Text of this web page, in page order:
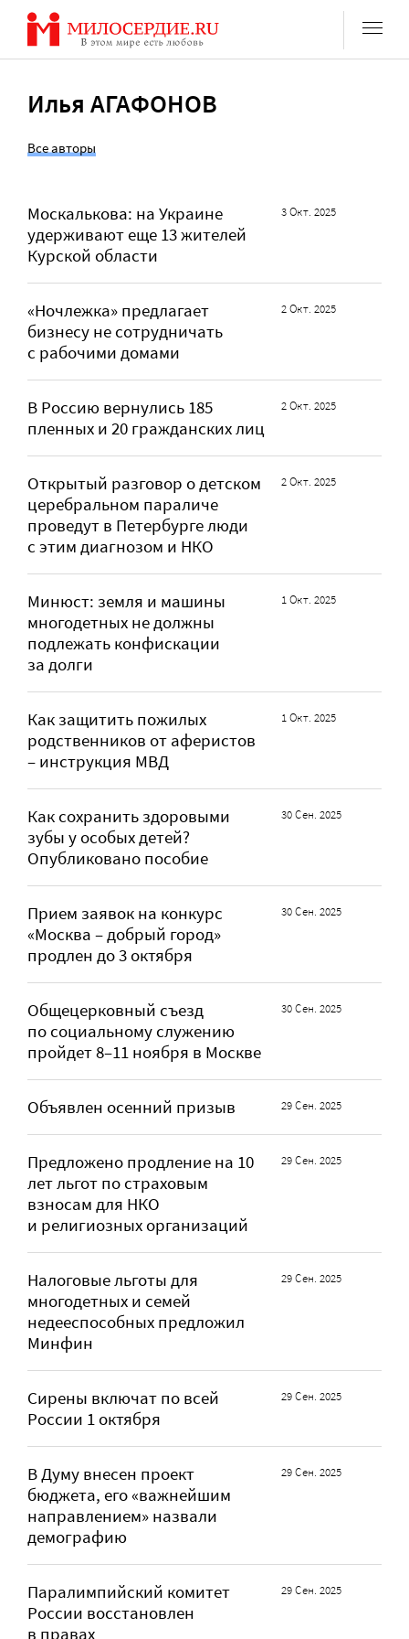
Перейти
содержанию
Илья АГАФОНОВ
Все авторы
Москалькова: на Украине
удерживают еще 13 жителей
Курской области
3 Окт. 2025
«Ночлежка» предлагает
бизнесу не сотрудничать
с рабочими домами
2 Окт. 2025
В Россию вернулись 185
пленных и 20 гражданских лиц
2 Окт. 2025
Открытый разговор о детском
церебральном параличе
проведут в Петербурге люди
с этим диагнозом и НКО
2 Окт. 2025
Минюст: земля и машины
многодетных не должны
подлежать конфискации
за долги
1 Окт. 2025
Как защитить пожилых
родственников от аферистов
– инструкция МВД
1 Окт. 2025
Как сохранить здоровыми
зубы у особых детей?
Опубликовано пособие
30 Сен. 2025
Прием заявок на конкурс
«Москва – добрый город»
продлен до 3 октября
30 Сен. 2025
Общецерковный съезд
по социальному служению
пройдет 8–11 ноября в Москве
30 Сен. 2025
Объявлен осенний призыв 29 Сен. 2025
Предложено продление на 10
лет льгот по страховым
взносам для НКО
и религиозных организаций
29 Сен. 2025
Налоговые льготы для
многодетных и семей
недееспособных предложил
Минфин
29 Сен. 2025
Сирены включат по всей
России 1 октября
29 Сен. 2025
В Думу внесен проект
бюджета, его «важнейшим
направлением» назвали
демографию
29 Сен. 2025
Паралимпийский комитет
России восстановлен
в правах
29 Сен. 2025